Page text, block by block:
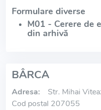
Formulare diverse
M01 - Cerere de
din arhivă
BÂRCA
Adresa:
Str. Mihai
Cod postal 207055